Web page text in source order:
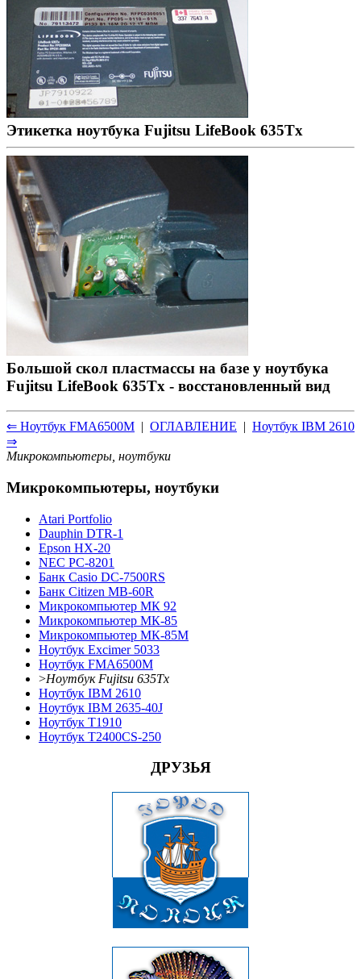
Этикетка ноутбука Fujitsu LifeBook 635Tx
Большой скол пластмассы на базе у ноутбука
Fujitsu LifeBook 635Tx - восстановленный вид
⇐ Ноутбук FMA6500M | ОГЛАВЛЕНИЕ | Ноутбук IBM 2610
⇒
Микрокомпьютеры, ноутбуки
Микрокомпьютеры, ноутбуки
Atari Portfolio
Dauphin DTR-1
Epson HX-20
NEC PC-8201
Банк Casio DC-7500RS
Банк Citizen MB-60R
Микрокомпьютер МК 92
Микрокомпьютер МК-85
Микрокомпьютер МК-85М
Ноутбук Excimer 5033
Ноутбук FMA6500M
>Ноутбук Fujitsu 635Tx
Ноутбук IBM 2610
Ноутбук IBM 2635-40J
Ноутбук T1910
Ноутбук T2400CS-250
ДРУЗЬЯ